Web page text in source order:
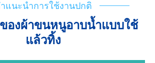
แนะนำการใช้งานปกติ
องผ้าขนหนูอาบน้ำแบบใช้
แล้วทิ้ง